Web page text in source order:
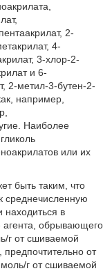
2-
4-
3-хлор-2-
и 6-
2-метил-3-бутен-2-
например,
Наиболее
или их
быть таким, что
среднечисленную
находиться в
агента, обрывающего
г от сшиваемой
от
г от сшиваемой